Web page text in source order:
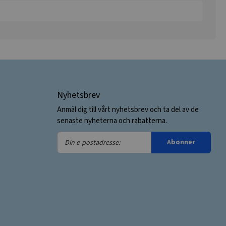
Nyhetsbrev
Anmäl dig till vårt nyhetsbrev och ta del av de
senaste nyheterna och rabatterna.
Din
e-
Abonner